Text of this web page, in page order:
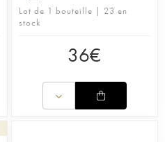
Lot de 1 bouteille | 23 en
stock
36€